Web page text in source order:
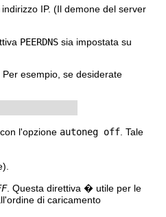
IP. (Il demone del server
PEERDNS sia impostata su
. Per esempio, se desiderate
l'opzione autoneg off . Tale
. Questa direttiva � utile per le
di caricamento